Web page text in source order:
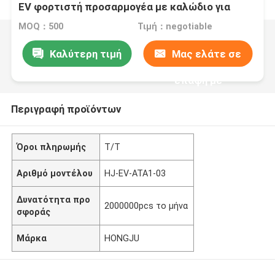
EV φορτιστή προσαρμογέα με καλώδιο για
φορτιστή ηλεκτρικού αυτοκινήτου
MOQ：500 Τιμή：negotiable
Καλύτερη τιμή Μας ελάτε σε
επαφή με
Περιγραφή προϊόντων
Όροι πληρωμής Τ/Τ
Αριθμό μοντέλου HJ-EV-ATA1-03
Δυνατότητα προ
σφοράς
2000000pcs το μήνα
Μάρκα HONGJU